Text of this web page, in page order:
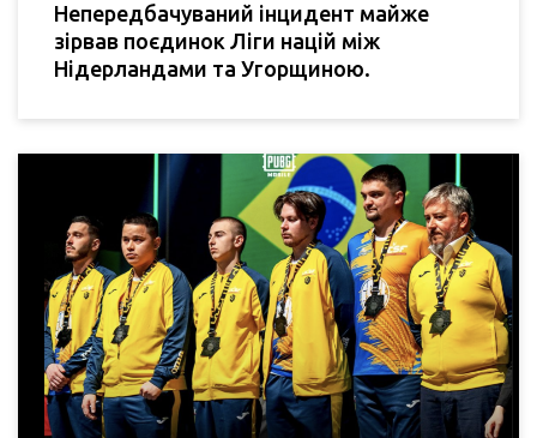
Непередбачуваний інцидент майже
зірвав поєдинок Ліги націй між
Нідерландами та Угорщиною.